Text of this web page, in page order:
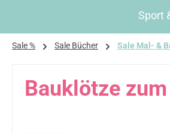
Sport
Sale % Sale Bücher Sale Mal- &
Bauklötze zum